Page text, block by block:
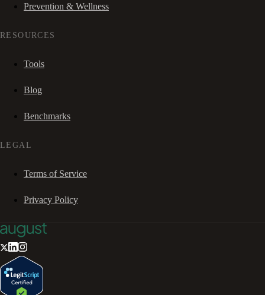
Prevention & Wellness
RESOURCES
Tools
Blog
Benchmarks
LEGAL
Terms of Service
Privacy Policy